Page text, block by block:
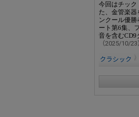
今回はチック
た、金管楽
ンクール優
ート第6集、
音を含むCD9
（2025/10/23
クラシック